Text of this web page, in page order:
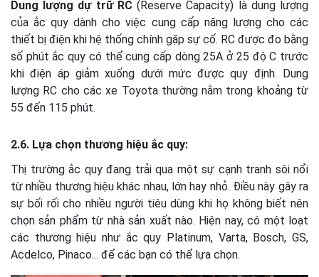
Dung lượng dự trữ RC (Reserve Capacity) là dung lượng
của ắc quy dành cho việc cung cấp năng lượng cho các
thiết bị điện khi hệ thống chính gặp sự cố. RC được đo bằng
số phút ắc quy có thể cung cấp dòng 25A ở 25 độ C trước
khi điện áp giảm xuống dưới mức được quy định. Dung
lượng RC cho các xe Toyota thường nằm trong khoảng từ
55 đến 115 phút.
2.6. Lựa chọn thương hiệu ắc quy:
Thị trường ắc quy đang trải qua một sự cạnh tranh sôi nổi
từ nhiều thương hiệu khác nhau, lớn hay nhỏ. Điều này gây ra
sự bối rối cho nhiều người tiêu dùng khi họ không biết nên
chọn sản phẩm từ nhà sản xuất nào. Hiện nay, có một loạt
các thương hiệu như ắc quy Platinum, Varta, Bosch, GS,
Acdelco, Pinaco... để các bạn có thể lựa chọn.